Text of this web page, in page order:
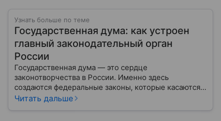
Узнать больше по теме
Государственная дума: как устроен
главный законодательный орган
России
Государственная дума — это сердце
законотворчества в России. Именно здесь
создаются федеральные законы, которые касаются
жизни каждого гражданина: от образования и
Читать дальше